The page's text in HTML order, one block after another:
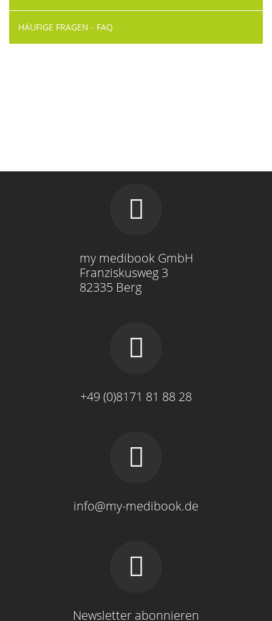
HÄUFIGE FRAGEN - FAQ
my medibook GmbH
Franziskusweg 3
82335 Berg
+49 (0)8171 81 88 28
info@my-medibook.de
Newsletter abonnieren